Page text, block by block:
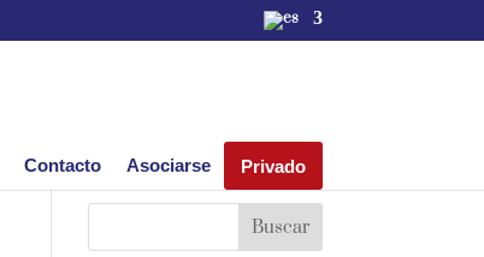
Contacto Asociarse Privado